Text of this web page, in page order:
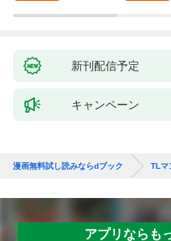
新刊配信予定
キャンペーン
漫画無料試し読みならdブック TLマ
アプリならも